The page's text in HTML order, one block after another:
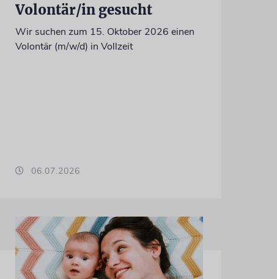
Volontär/in gesucht
Wir suchen zum 15. Oktober 2026 einen
Volontär (m/w/d) in Vollzeit
06.07.2026